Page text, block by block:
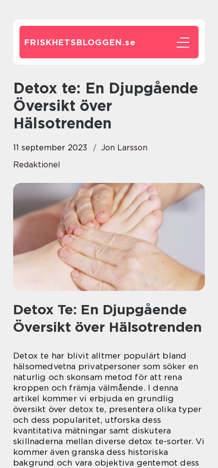
FRISKHETSBLOGGEN.se
Detox te: En Djupgående
Översikt över
Hälsotrenden
11 september 2023
Jon Larsson
Redaktionel
Detox Te: En Djupgående
Översikt över Hälsotrenden
Detox te har blivit alltmer populärt bland
hälsomedvetna privatpersoner som söker en
naturlig och skonsam metod för att rena
kroppen och främja välmående. I denna
artikel kommer vi erbjuda en grundlig
översikt över detox te, presentera olika typer
och dess popularitet, utforska dess
kvantitativa mätningar samt diskutera
skillnaderna mellan diverse detox te-sorter. Vi
kommer även granska dess historiska
bakgrund och vara objektiva gentemot dess